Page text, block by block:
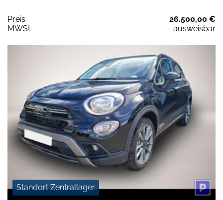
Preis:
26.500,00 €
MWSt:
ausweisbar
Standort Zentrallager